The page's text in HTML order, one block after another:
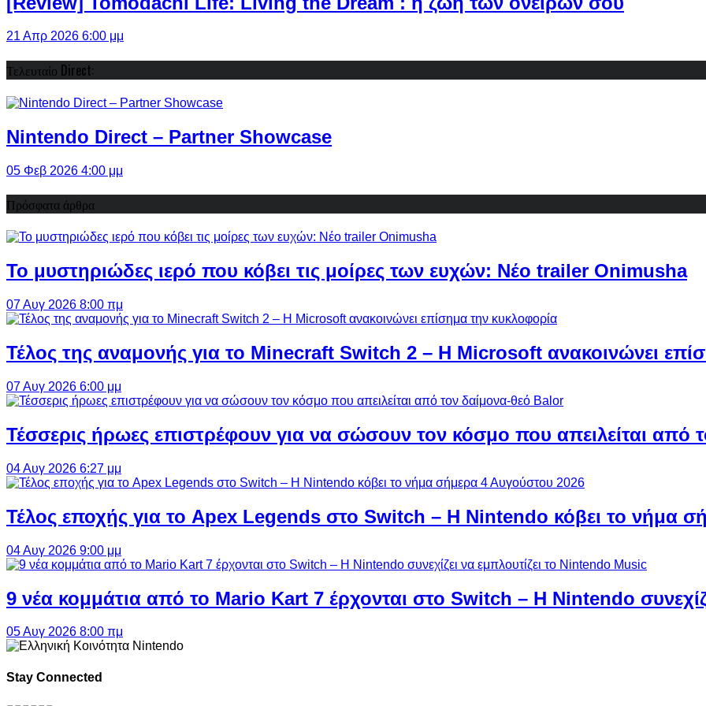
21 Απρ 2026 6:00 μμ
Τελευταίο Direct:
Nintendo Direct – Partner Showcase
05 Φεβ 2026 4:00 μμ
Πρόσφατα άρθρα
Το μυστηριώδες ιερό που κόβει τις μοίρες των ευχών: Νέο trailer Onimusha
07 Αυγ 2026 8:00 πμ
Τέλος της αναμονής για το Minecraft Switch 2 – Η Microsoft ανακοινώνει
07 Αυγ 2026 6:00 μμ
Τέσσερις ήρωες επιστρέφουν για να σώσουν τον κόσμο που απειλείται από
04 Αυγ 2026 6:27 μμ
Τέλος εποχής για το Apex Legends στο Switch – Η Nintendo κόβει το νήμα
04 Αυγ 2026 9:00 μμ
9 νέα κομμάτια από το Mario Kart 7 έρχονται στο Switch – Η Nintendo
05 Αυγ 2026 8:00 πμ
Stay Connected